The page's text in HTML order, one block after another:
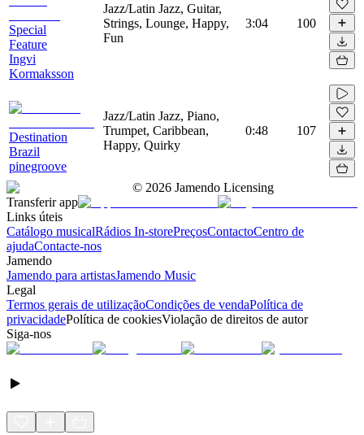
Special
Feature
Ingvi
Kormaksson
Jazz/Latin Jazz, Guitar,
Strings, Lounge, Happy,
Fun
3:04 100
Destination
Brazil
pinegroove
Jazz/Latin Jazz, Piano,
Trumpet, Caribbean,
Happy, Quirky
0:48 107
© 2026 Jamendo Licensing
Transferir app
Links úteis
Catálogo musicalRádios In-storePreçosContactoCentro de
ajudaContacte-nos
Jamendo
Jamendo para artistasJamendo Music
Legal
Termos gerais de utilizaçãoCondições de vendaPolítica de
privacidadePolítica de cookiesViolação de direitos de autor
Siga-nos